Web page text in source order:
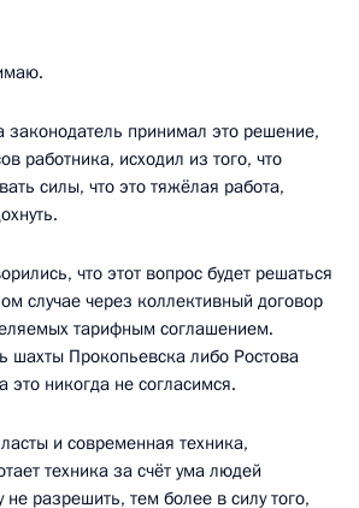
законодатель принимал это решение,
работника, исходил из того, что
силы, что это тяжёлая работа,
что этот вопрос будет решаться
случае через коллективный договор
тарифным соглашением.
шахты Прокопьевска либо Ростова
никогда не согласимся.
и современная техника,
техника за счёт ума людей
не разрешить, тем более в силу того,